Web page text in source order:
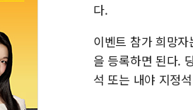
다.
이벤트 참가 희망
을 등록하면 된다.
석 또는 내야 지정